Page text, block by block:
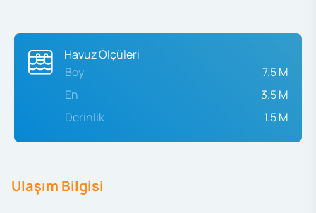
Havuz Ölçüleri
Boy
7.5 M
En
3.5 M
Derinlik
1.5 M
Ulaşım Bilgisi